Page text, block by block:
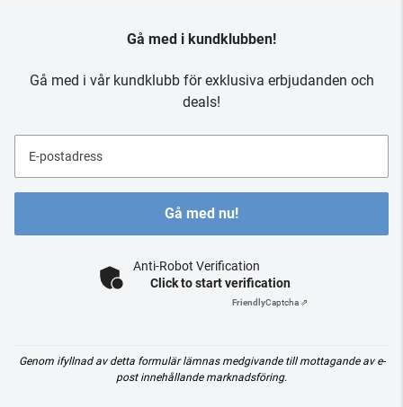
Gå med i kundklubben!
Gå med i vår kundklubb för exklusiva erbjudanden och
deals!
E-postadress
Gå med nu!
Anti-Robot Verification
Click to start verification
FriendlyCaptcha ⇗
Genom ifyllnad av detta formulär lämnas medgivande till mottagande av e-
post innehållande marknadsföring.